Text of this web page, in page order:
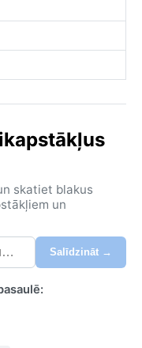
skatiet blakus
un
Salīdzināt →